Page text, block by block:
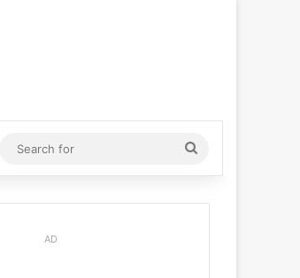
Switch skin
for
AD